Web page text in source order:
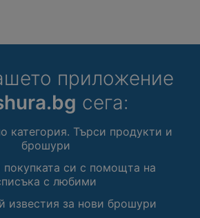
приложение
сега:
категория. Търси продукти и
брошури
покупката си с помощта на
с любими
известия за нови брошури